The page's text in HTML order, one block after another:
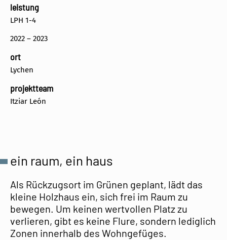
leistung
LPH 1-4
2022 – 2023
ort
Lychen
projektteam
Itziar León
ein raum, ein haus
Als Rückzugsort im Grünen geplant, lädt das
kleine Holzhaus ein, sich frei im Raum zu
bewegen. Um keinen wertvollen Platz zu
verlieren, gibt es keine Flure, sondern lediglich
Zonen innerhalb des Wohngefüges.